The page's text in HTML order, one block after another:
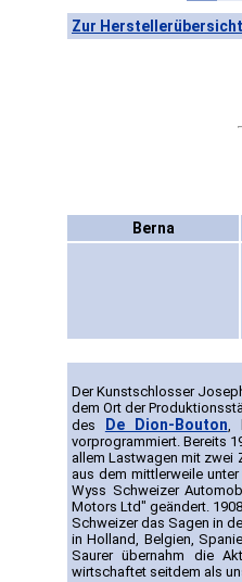
Zur Herstellerübersicht
Berna
Der Kunstschlosser
dem Ort der
des
De Dion-Bouton,
vorprogrammiert. Bereits
allem Lastwagen mit zwei
aus dem mittlerweile
Wyss Schweizer
Motors Ltd" geändert.
Schweizer das Sagen in
in Holland, Belgien,
Saurer übernahm die
wirtschaftet seitdem als